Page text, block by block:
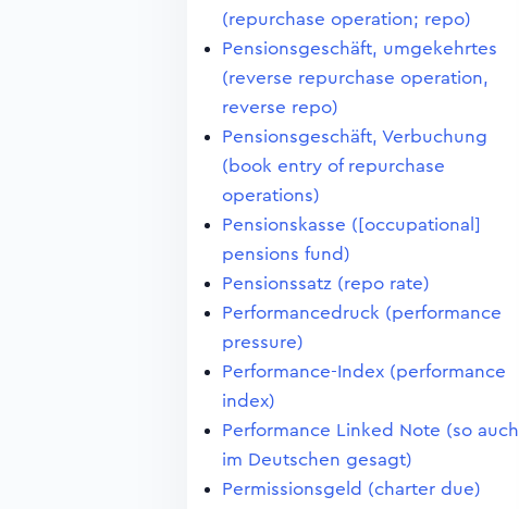
(repurchase operation; repo)
Pensionsgeschäft, umgekehrtes
(reverse repurchase operation,
reverse repo)
Pensionsgeschäft, Verbuchung
(book entry of repurchase
operations)
Pensionskasse ([occupational]
pensions fund)
Pensionssatz (repo rate)
Performancedruck (performance
pressure)
Performance-Index (performance
index)
Performance Linked Note (so auch
im Deutschen gesagt)
Permissionsgeld (charter due)